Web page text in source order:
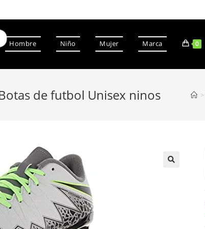
Hombre Niño Mujer Marca 0
de futbol Unisex ninos >